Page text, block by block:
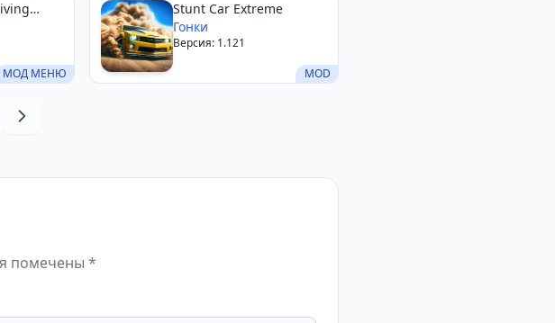
МОД МЕНЮ
MOD
Stunt Car Extreme
Гонки
Версия: 1.121
помечены *